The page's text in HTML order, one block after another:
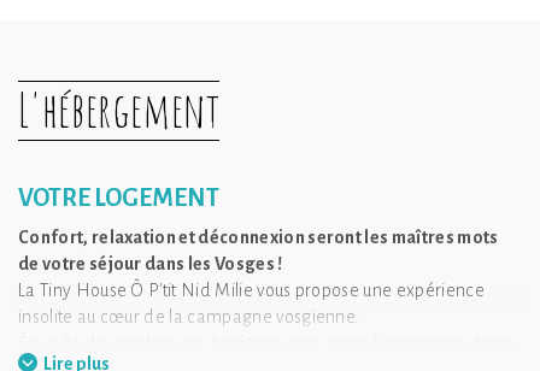
L'hébergement
VOTRE LOGEMENT
Confort, relaxation et déconnexion seront les maîtres mots
de votre séjour dans les Vosges !
La Tiny House Ô P'tit Nid Milie vous propose une expérience
insolite au cœur de la campagne vosgienne.
Lire plus